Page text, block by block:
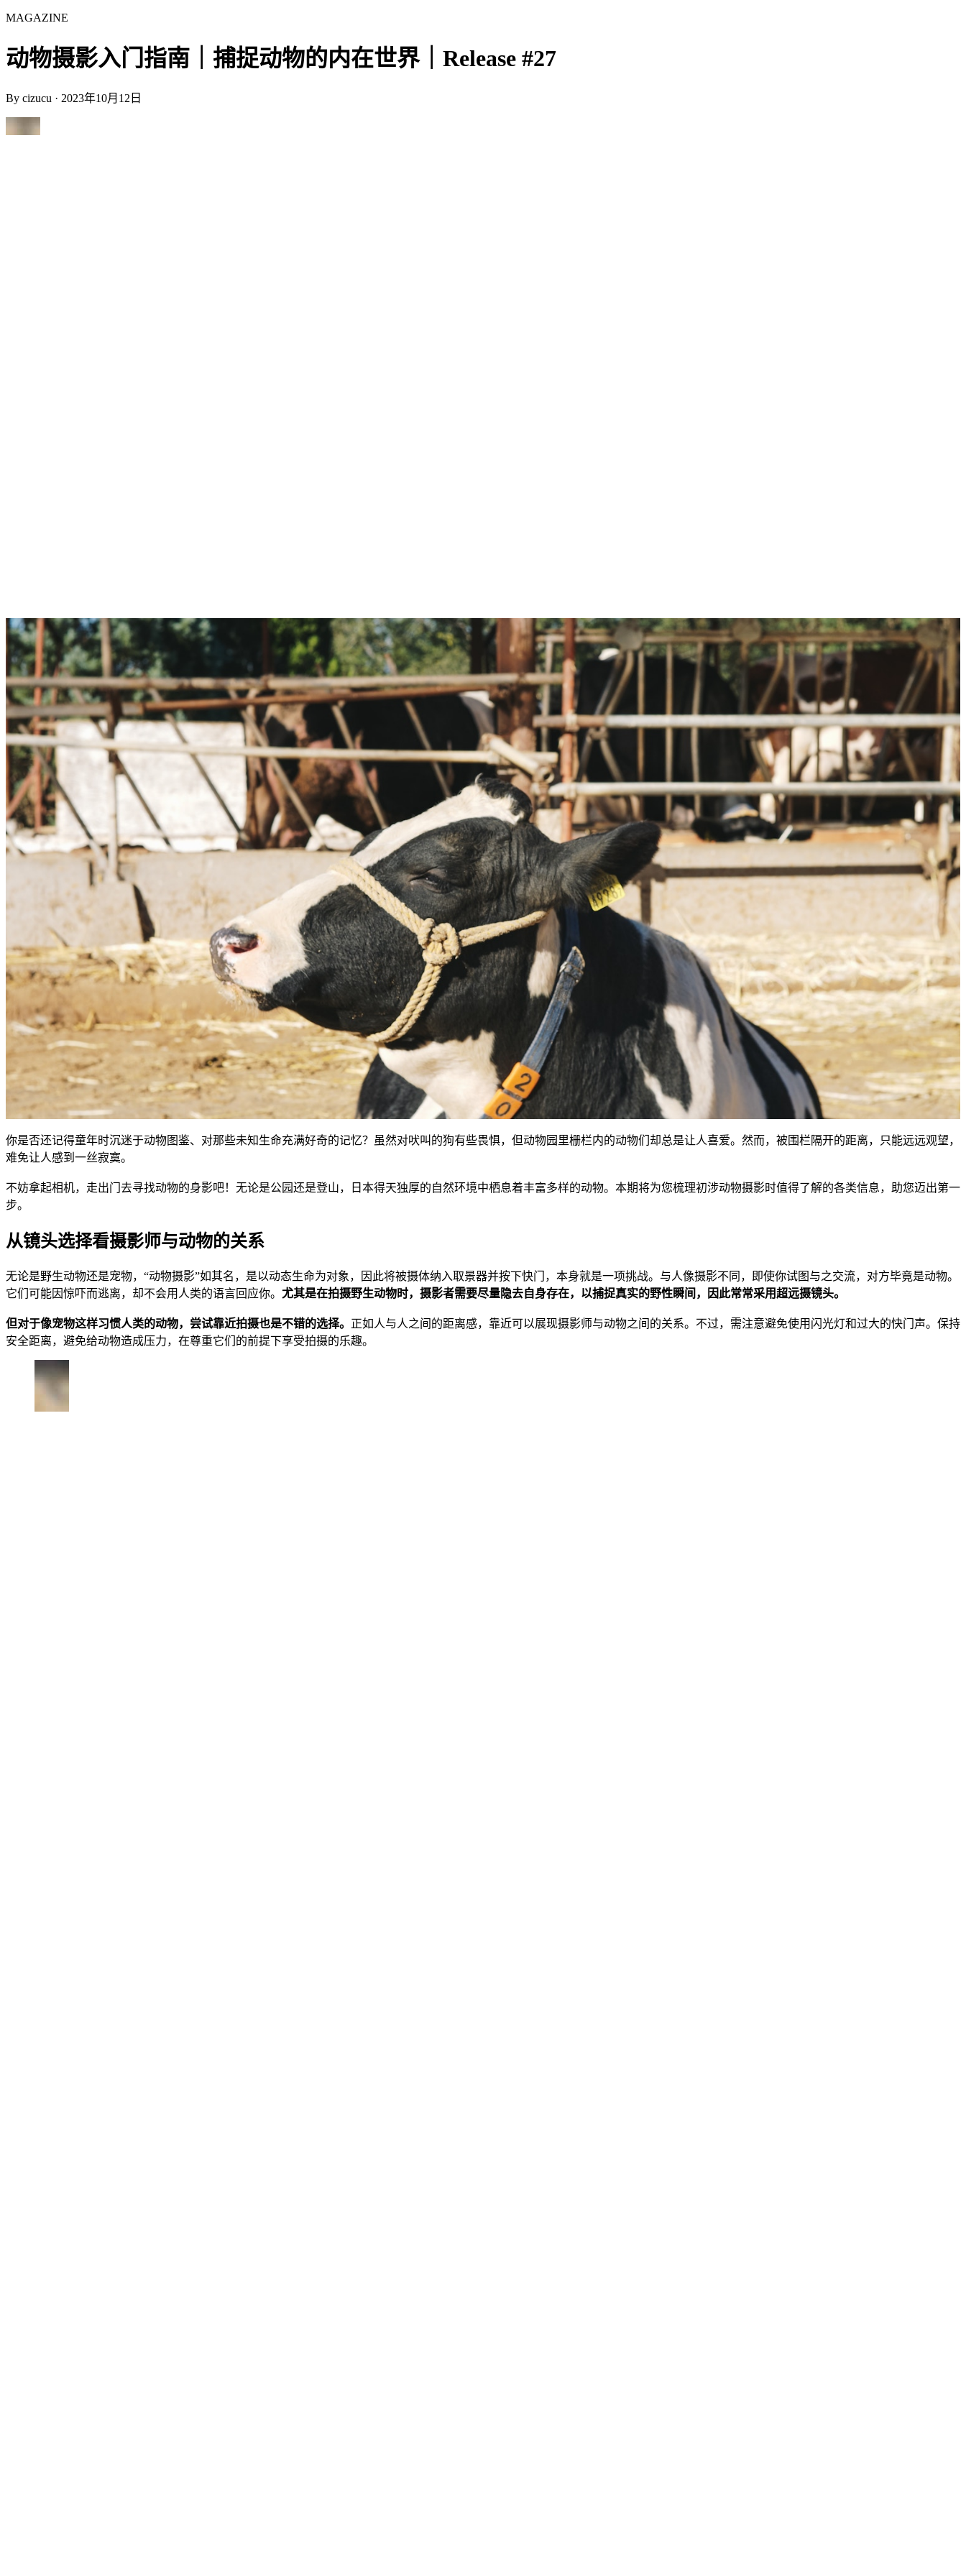
MAGAZINE
动物摄影入门指南｜捕捉动物的内在世界｜Release #27
By cizucu · 2023年10月12日
你是否还记得童年时沉迷于动物图鉴、对那些未知生命充满好奇的记忆？虽然对吠叫的狗有些畏惧，但动物园里栅栏内的动物们却总是让人喜爱。然而，被围栏隔开的距离，只能远远观望，
难免让人感到一丝寂寞。
不妨拿起相机，走出门去寻找动物的身影吧！无论是公园还是登山，日本得天独厚的自然环境中栖息着丰富多样的动物。本期将为您梳理初涉动物摄影时值得了解的各类信息，助您迈出第一
步。
从镜头选择看摄影师与动物的关系
无论是野生动物还是宠物，“动物摄影”如其名，是以动态生命为对象，因此将被摄体纳入取景器并按下快门，本身就是一项挑战。与人像摄影不同，即使你试图与之交流，对方毕竟是动物。
它们可能因惊吓而逃离，却不会用人类的语言回应你。 尤其是在拍摄野生动物时，摄影者需要尽量隐去自身存在，以捕捉真实的野性瞬间，因此常常采用超远摄镜头。
但对于像宠物这样习惯人类的动物，尝试靠近拍摄也是不错的选择。 正如人与人之间的距离感，靠近可以展现摄影师与动物之间的关系。不过，需注意避免使用闪光灯和过大的快门声。保持
安全距离，避免给动物造成压力，在尊重它们的前提下享受拍摄的乐趣。